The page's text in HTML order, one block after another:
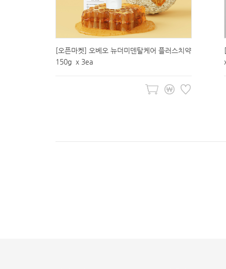
[오픈마켓] 오베오 뉴더미덴탈케어 플러스치약
150g x 3ea